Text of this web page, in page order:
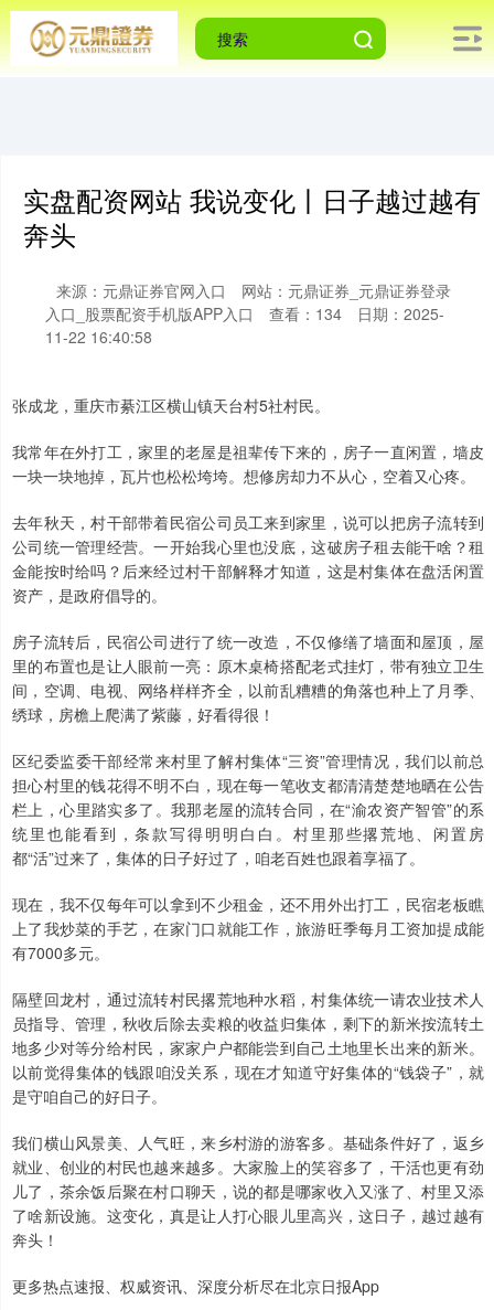
实盘配资网站 我说变化丨日子越过越有
奔头
来源：元鼎证券官网入口
网站：元鼎证券_元鼎证券登录
入口_股票配资手机版APP入口
查看：134
日期：2025-
11-22 16:40:58
张成龙，重庆市綦江区横山镇天台村5社村民。
我常年在外打工，家里的老屋是祖辈传下来的，房子一直闲置，墙皮
一块一块地掉，瓦片也松松垮垮。想修房却力不从心，空着又心疼。
去年秋天，村干部带着民宿公司员工来到家里，说可以把房子流转到
公司统一管理经营。一开始我心里也没底，这破房子租去能干啥？租
金能按时给吗？后来经过村干部解释才知道，这是村集体在盘活闲置
资产，是政府倡导的。
房子流转后，民宿公司进行了统一改造，不仅修缮了墙面和屋顶，屋
里的布置也是让人眼前一亮：原木桌椅搭配老式挂灯，带有独立卫生
间，空调、电视、网络样样齐全，以前乱糟糟的角落也种上了月季、
绣球，房檐上爬满了紫藤，好看得很！
区纪委监委干部经常来村里了解村集体“三资”管理情况，我们以前总
担心村里的钱花得不明不白，现在每一笔收支都清清楚楚地晒在公告
栏上，心里踏实多了。我那老屋的流转合同，在“渝农资产智管”的系
统里也能看到，条款写得明明白白。村里那些撂荒地、闲置房
都“活”过来了，集体的日子好过了，咱老百姓也跟着享福了。
现在，我不仅每年可以拿到不少租金，还不用外出打工，民宿老板瞧
上了我炒菜的手艺，在家门口就能工作，旅游旺季每月工资加提成能
有7000多元。
隔壁回龙村，通过流转村民撂荒地种水稻，村集体统一请农业技术人
员指导、管理，秋收后除去卖粮的收益归集体，剩下的新米按流转土
地多少对等分给村民，家家户户都能尝到自己土地里长出来的新米。
以前觉得集体的钱跟咱没关系，现在才知道守好集体的“钱袋子”，就
是守咱自己的好日子。
我们横山风景美、人气旺，来乡村游的游客多。基础条件好了，返乡
就业、创业的村民也越来越多。大家脸上的笑容多了，干活也更有劲
儿了，茶余饭后聚在村口聊天，说的都是哪家收入又涨了、村里又添
了啥新设施。这变化，真是让人打心眼儿里高兴，这日子，越过越有
奔头！
更多热点速报、权威资讯、深度分析尽在北京日报App
上证综指 3944.25 +4.21 +0.11%
深证成指
沪深300